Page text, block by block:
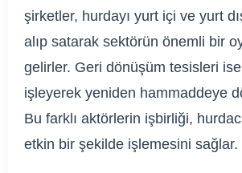
şirketler, hurdayı yurt içi ve yurt
alıp satarak sektörün önemli bir
gelirler. Geri dönüşüm tesisleri
işleyerek yeniden hammaddeye
Bu farklı aktörlerin işbirliği,
etkin bir şekilde işlemesini sağlar.